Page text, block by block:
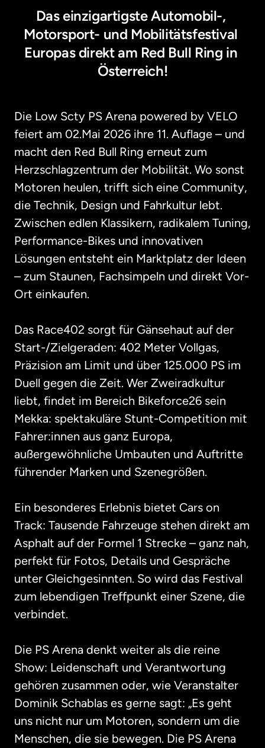
Das einzigartigste Automobil-,
Motorsport- und Mobilitätsfestival
Europas direkt am Red Bull Ring in
Österreich!
Die Low Scty PS Arena powered by VELO
feiert am 02.Mai 2026 ihre 11. Auflage – und
macht den Red Bull Ring erneut zum
Herzschlagzentrum der Mobilität. Wo sonst
Motoren heulen, trifft sich eine Community,
die Technik, Design und Fahrkultur lebt.
Zwischen edlen Klassikern, radikalem Tuning,
Performance-Bikes und innovativen
Lösungen entsteht ein Marktplatz der Ideen
– zum Staunen, Fachsimpeln und direkt Vor-
Ort einkaufen.
Das Race402 sorgt für Gänsehaut auf der
Start-/Zielgeraden: 402 Meter Vollgas,
Präzision am Limit und über 125.000 PS im
Duell gegen die Zeit. Wer Zweiradkultur
liebt, findet im Bereich Bikeforce26 sein
Mekka: spektakuläre Stunt-Competition mit
Fahrer:innen aus ganz Europa,
außergewöhnliche Umbauten und Auftritte
führender Marken und Szenegrößen.
Ein besonderes Erlebnis bietet Cars on
Track: Tausende Fahrzeuge stehen direkt am
Asphalt auf der Formel 1 Strecke – ganz nah,
perfekt für Fotos, Details und Gespräche
unter Gleichgesinnten. So wird das Festival
zum lebendigen Treffpunkt einer Szene, die
verbindet.
Die PS Arena denkt weiter als die reine
Show: Leidenschaft und Verantwortung
gehören zusammen oder, wie Veranstalter
Dominik Schablas es gerne sagt: „Es geht
uns nicht nur um Motoren, sondern um die
Menschen, die sie bewegen. Die PS Arena